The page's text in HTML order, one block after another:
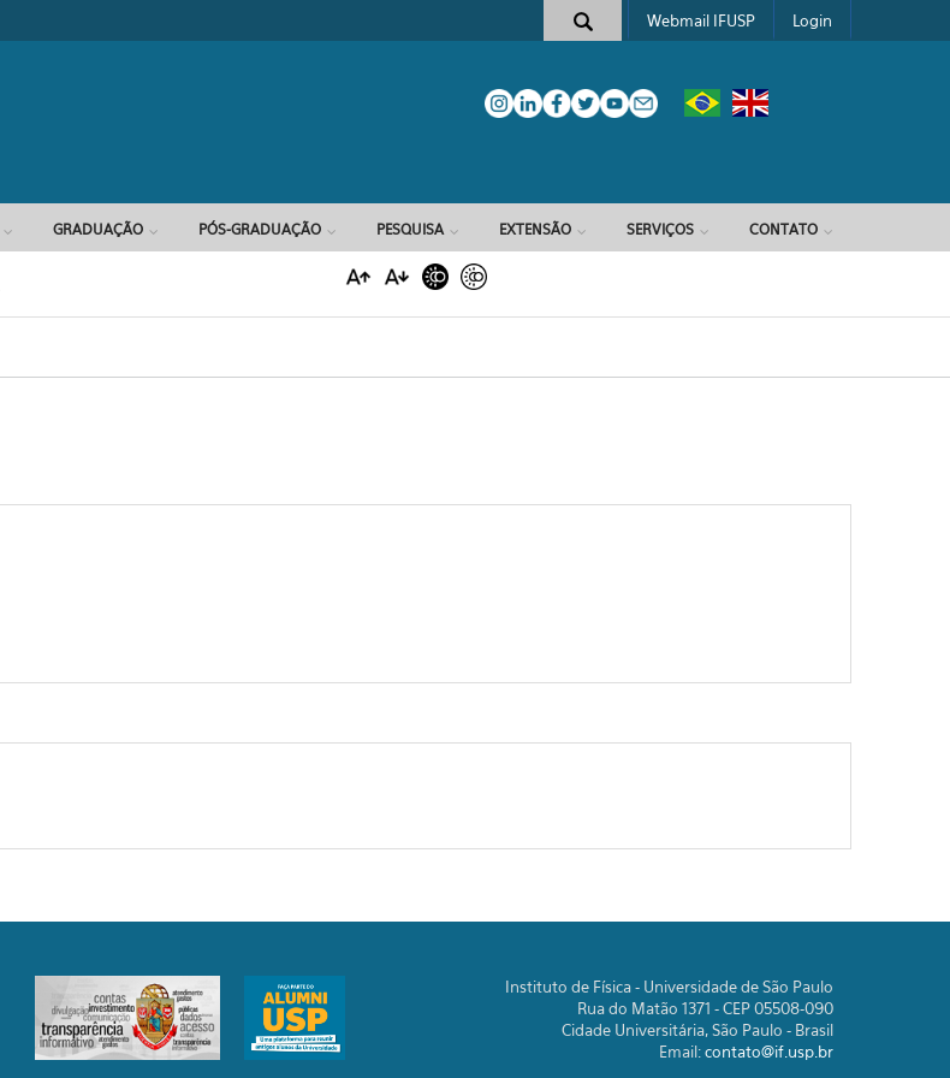
Formulário de busca
Webmail IFUSP Login
GRADUAÇÃO PÓS-GRADUAÇÃO PESQUISA EXTENSÃO SERVIÇOS CONTATO
Instituto de Física - Universidade de São Paulo
Rua do Matão 1371 - CEP 05508-090
Cidade Universitária, São Paulo - Brasil
Email:contato@if.usp.br